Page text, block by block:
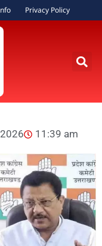
Privacy Policy
11:39 am